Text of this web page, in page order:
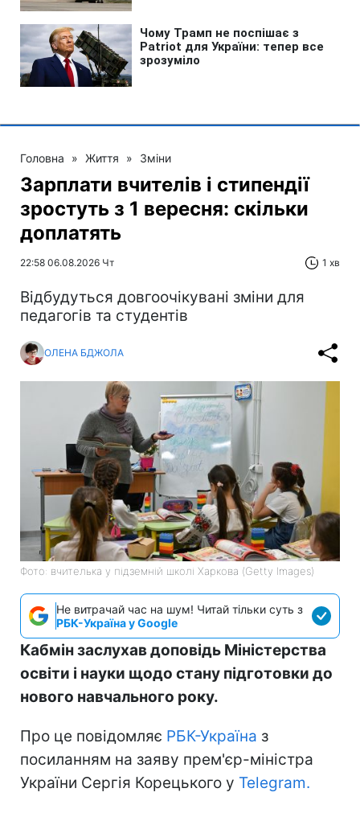
Головна » Життя » Зміни
Зарплати вчителів і стипендії
зростуть з 1 вересня: скільки
доплатять
22:58 06.08.2026 Чт 1 хв
Відбудуться довгоочікувані зміни для
педагогів та студентів
ОЛЕНА БДЖОЛА
Фото: вчителька у підземній школі Харкова (Getty Images)
Не витрачай час на шум! Читай тільки суть з
РБК-Україна у Google
Кабмін заслухав доповідь Міністерства
освіти і науки щодо стану підготовки до
нового навчального року.
Про це повідомляє РБК-Україна з
посиланням на заяву прем'єр-міністра
України Сергія Корецького у Telegram.